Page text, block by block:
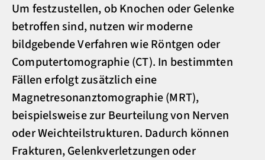
Um festzustellen, ob Knochen oder Gelenke
betroffen sind, nutzen wir moderne
bildgebende Verfahren wie Röntgen oder
Computertomographie (CT). In bestimmten
Fällen erfolgt zusätzlich eine
Magnetresonanztomographie (MRT),
beispielsweise zur Beurteilung von Nerven
oder Weichteilstrukturen. Dadurch können
Frakturen, Gelenkverletzungen oder